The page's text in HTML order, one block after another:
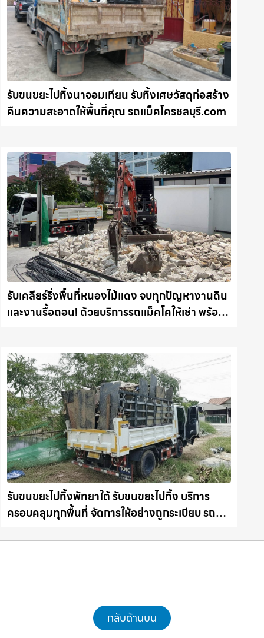
รับขนขยะไปทิ้งนาจอมเทียน รับทิ้งเศษวัสดุก่อสร้าง
คืนความสะอาดให้พื้นที่คุณ รถแม็คโครชลบุรี.com
รับเคลียร์ริ่งพื้นที่หนองไม้แดง จบทุกปัญหางานดิน
และงานรื้อถอน! ด้วยบริการรถแม็คโคให้เช่า พร้อม
รับขนขยะไปทิ้งพัทยาใต้ รับขนขยะไปทิ้ง บริการ
ครอบคลุมทุกพื้นที่ จัดการให้อย่างถูกระเบียบ รถ
กลับด้านบน